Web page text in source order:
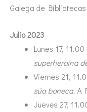
Galega de
Julio 2023
Lunes 17,
superheroína
Viernes 21,
súa boneca. A
Jueves 27,